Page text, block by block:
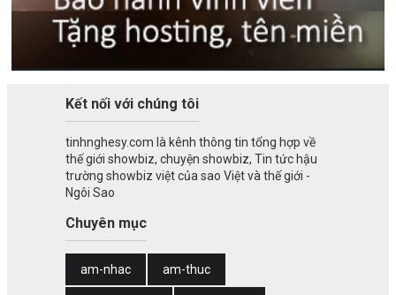
Kết nối với chúng tôi
tinhnghesy.com là kênh thông tin tổng hợp về
thế giới showbiz, chuyện showbiz, Tin tức hậu
trường showbiz việt của sao Việt và thế giới -
Ngôi Sao
Chuyên mục
am-nhac am-thuc